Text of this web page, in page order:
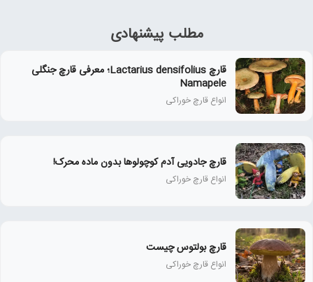
مطلب پیشنهادی
قارچ Lactarius densifolius؛ معرفی قارچ جنگلی
Namapele
انواع قارچ خوراکی
قارچ جادویی آدم کوچولوها بدون ماده محرک!
انواع قارچ خوراکی
قارچ بولتوس چیست
انواع قارچ خوراکی